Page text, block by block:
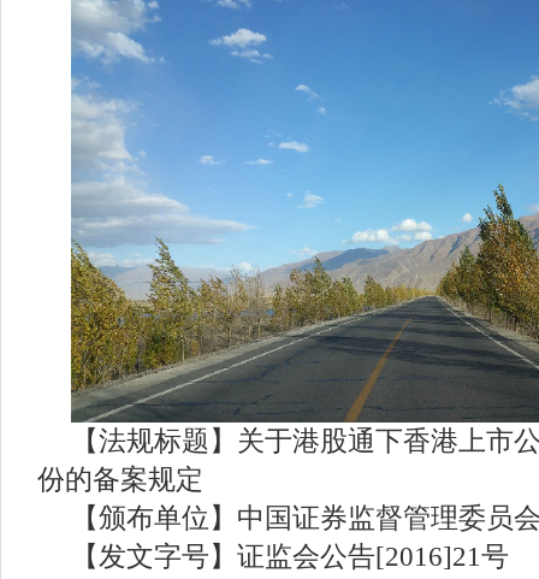
【法规标题】关于港股通下香港上市
份的备案规定
【颁布单位】中国证券监督管理委员
【发文字号】证监会公告[2016]21号